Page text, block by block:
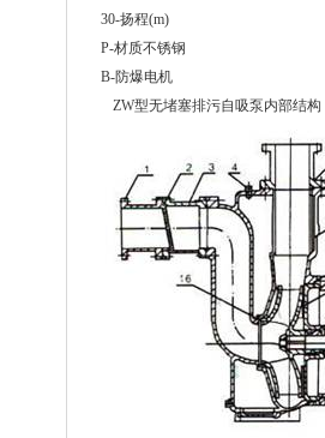
30-扬程(m)
P-材质不锈钢
B-防爆电
ZW型无堵塞排污自吸泵内部结构